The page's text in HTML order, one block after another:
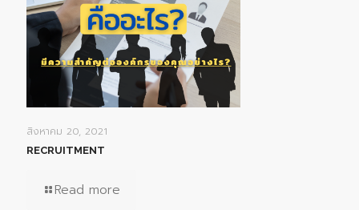
สิงหาคม 20, 2021
RECRUITMENT
Read more